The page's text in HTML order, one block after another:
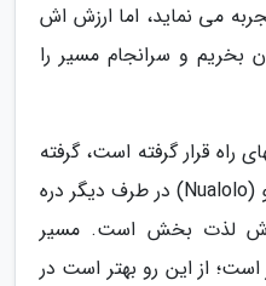
تجربه می نماید، اما ارزش اش
بخریم و سرانجام مسیر را
راه قرار گرفته است، گرفته
اند. دره دیگری نیز با نام نوالولو (Nualolo) در طرف دیگر دره
اش لذت بخش است. مسیر
است؛ از این رو بهتر است در